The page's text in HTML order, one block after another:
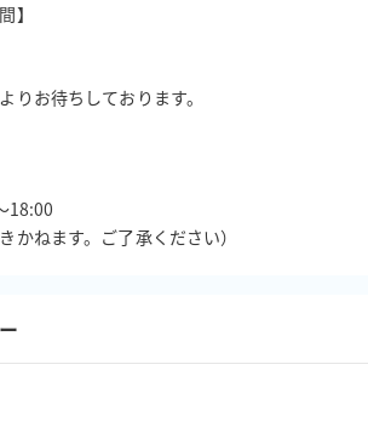
】
りお待ちしております。
18:00
かねます。ご了承ください）